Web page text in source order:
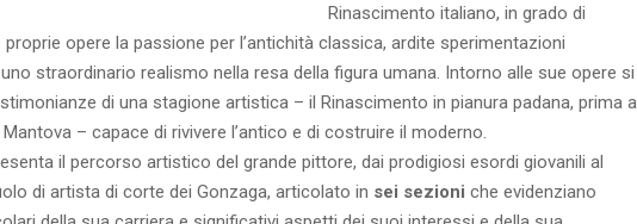
Rinascimento italiano, in grado di
proprie opere la passione per l’antichità classica, ardite sperimentazioni
straordinario realismo nella resa della figura umana. Intorno alle sue opere si
di una stagione artistica – il Rinascimento in pianura padana, prima a
– capace di rivivere l’antico e di costruire il moderno.
il percorso artistico del grande pittore, dai prodigiosi esordi giovanili al
di artista di corte dei Gonzaga, articolato in sei sezioni che evidenziano